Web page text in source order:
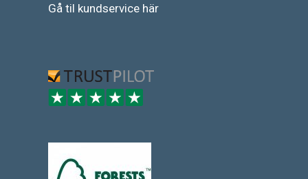
Gå til kundservice här